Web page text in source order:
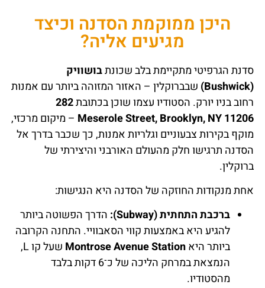
היכן ממוקמת הסדנה וכיצד
מגיעים אליה?
סדנת הגרפיטי מתקיימת בלב שכונתבושוויק
(Bushwick)
שבברוקלין – האזור המזוהה ביותר עם אמנות
רחוב בניו יורק. הסטודיו עצמו שוכן בכתובת282
Meserole Street, Brooklyn, NY 11206 – מיקום מרכזי,
מוקף בקירות צבעוניים וגלריות אמנות, כך שכבר בדרך אל
הסדנה תרגישו חלק מהעולם האורבני והיצירתי של
ברוקלין.
אחת מנקודות החוזקה של הסדנה היא הנגישות:
ברכבת התחתית (Subway):
הדרך הפשוטה ביותר
להגיע היא באמצעות קווי הסאבוויי. התחנה הקרובה
ביותר היאMontrose Avenue Station
שעל קו L,
הנמצאת במרחק הליכה של כ־6 דקות בלבד
מהסטודיו.